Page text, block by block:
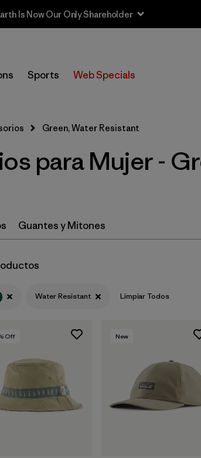
Is Now Our Only Shareholder
Sports Web Specials
1
Green, Water Resistant
para Mujer -
Guantes y Mitones
Water Resistant Limpiar Todos
Off New